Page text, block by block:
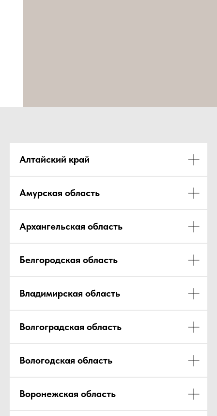
Алтайский край
Амурская область
Архангельская область
Белгородская область
Владимирская область
Волгоградская область
Вологодская область
Воронежская область